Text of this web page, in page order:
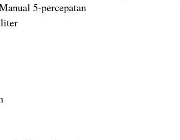
5-percepatan